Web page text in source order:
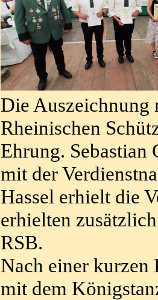
Die Auszeichnung
Rheinischen
Ehrung.
mit der
Hassel erhielt die
erhielten
RSB.
Nach einer kurzen
mit dem